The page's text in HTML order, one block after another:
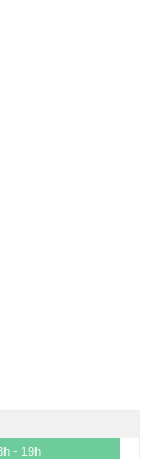
- 19h